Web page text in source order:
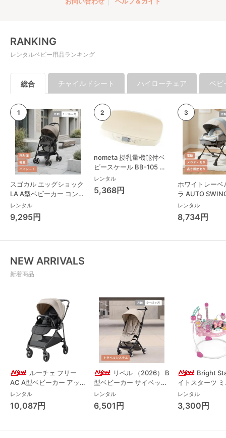
RANKING
レンタルベビー用品ランキング
総合 チャイルドシート ハイローチェア ベビ
スゴカル エッグショック
LA A型ベビーカー コンビ
(Combi)
レンタル
9,295円
nometa 授乳量機能付ベ
ビースケール BB-105 タ
ニタ(TANITA) ベビースケ
ール・体重計
レンタル
5,368円
ホワイトレーベ
ラ AUTO
Long スリープ
コンビ(Combi)
チェア・ベビー
レンタル
8,734円
NEW ARRIVALS
新着商品
ルーチェ フリー
AC A型ベビーカー アッ
プリカ(Aprica) A型ベビ
ーカー アップリカ
(Aprica)
レンタル
10,087円
リベル （2026） B
型ベビーカー サイベック
ス(cybex)
レンタル
6,501円
Bright
イトスターツ
ス フォーエバ
レンド ジャン
パルー キッズ
レンタル
3,300円